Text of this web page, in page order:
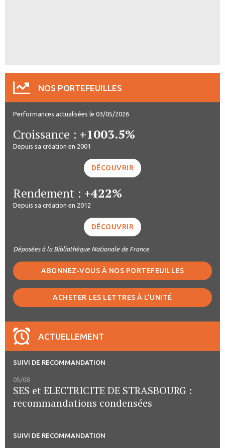
NOS PORTEFEUILLES
Performances actualisées le 03/05/2026
Croissance : +1003.5%
Depuis sa création en 2001
DÉCOUVRIR
Rendement : +422%
Depuis sa création en 2012
DÉCOUVRIR
Déposées à la Bibliothèque Nationale de France
ABONNEZ-VOUS À NOS PORTEFEUILLES
ACHETER LES LETTRES À L'UNITÉ
ACTUELLEMENT
SUIVI DE RECOMMANDATION
05/08
SES et ELECTRICITE DE STRASBOURG :
recommandations condensées
SUIVI DE RECOMMANDATION